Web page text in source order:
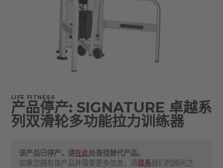
LIFE FITNESS
产品停产: SIGNATURE 卓越系
列双滑轮多功能拉力训练器
该产品已停产，请在此处查找替代产品。
如果您拥有该产品并需要更多信息，请联系我们的顾问之